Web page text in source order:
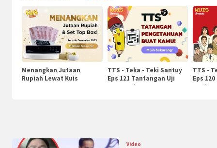
Menangkan Jutaan
Rupiah Lewat Kuis
TTS - Teka - Teki Santuy
Eps 121 Tantangan Uji
Pengetahuan
TTS -
Eps
Video